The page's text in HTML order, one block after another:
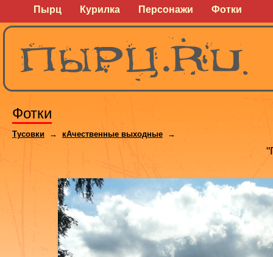
Пырц Курилка Персонажи Фотки
Фотки
Тусовки → кАчественные выходные →